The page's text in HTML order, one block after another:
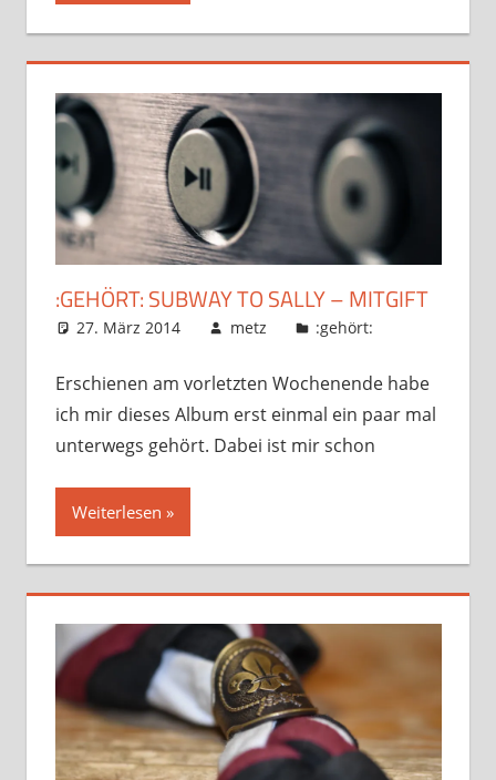
:GEHÖRT: SUBWAY TO SALLY – MITGIFT
27. März 2014 metz :gehört:
Erschienen am vorletzten Wochenende habe
ich mir dieses Album erst einmal ein paar mal
unterwegs gehört. Dabei ist mir schon
Weiterlesen